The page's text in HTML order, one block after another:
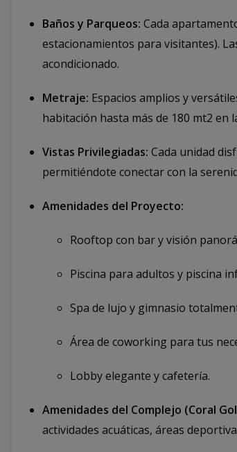
Baños y Parqueos: Cada
estacionamientos para visitantes).
acondicionado.
Metraje: Espacios amplios y
habitación hasta más de 180 mt2 en
Vistas Privilegiadas: Cada unidad
permitiéndote conectar con la
Amenidades del Proyecto:
Rooftop con bar y visión
Piscina para adultos y piscina
Spa de lujo y gimnasio
Área de coworking para tus
Lobby elegante y cafetería.
Amenidades del Complejo (Coral
actividades acuáticas, áreas